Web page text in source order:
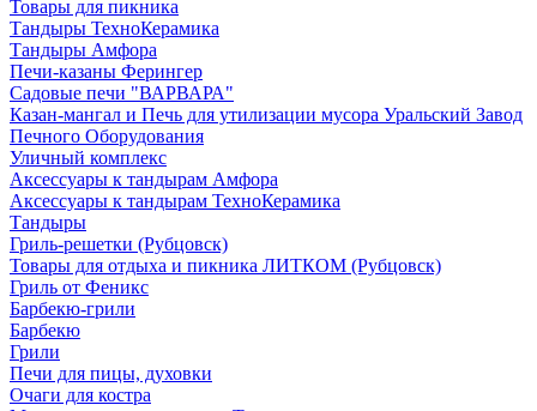
Товары для пикника
Тандыры ТехноКерамика
Тандыры Амфора
Печи-казаны Ферингер
Садовые печи "ВАРВАРА"
Казан-мангал и Печь для утилизации мусора Уральский Завод
Печного Оборудования
Уличный комплекс
Аксессуары к тандырам Амфора
Аксессуары к тандырам ТехноКерамика
Тандыры
Гриль-решетки (Рубцовск)
Товары для отдыха и пикника ЛИТКОМ (Рубцовск)
Гриль от Феникс
Барбекю-грили
Барбекю
Грили
Печи для пицы, духовки
Очаги для костра